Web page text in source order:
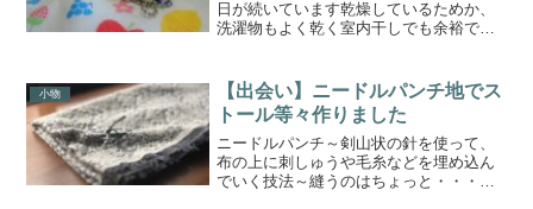
日が続いています乾燥しているためか、
洗濯物もよく乾く室内干しでも余裕です
の脇線を利用して、ポケットを作ります
表からは見えない仕様とな...
小物
【出会い】ニードルパンチ地でス
トール等々作りました
ニードルパンチ～剣山状の針を使って、
布の上に刺しゅうや毛糸などを埋め込ん
でいく技法～縫うのはちょっと・・・と